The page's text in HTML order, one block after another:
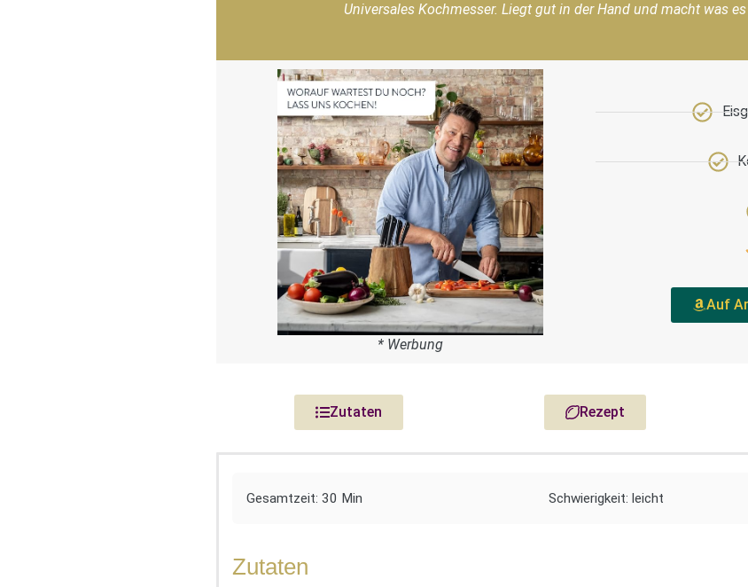
Universales Kochmesser. Liegt gut in der Hand und macht was
* Werbung
Auf
Zutaten Rezept
Gesamtzeit: 30 Min Schwierigkeit: leicht
Zutaten